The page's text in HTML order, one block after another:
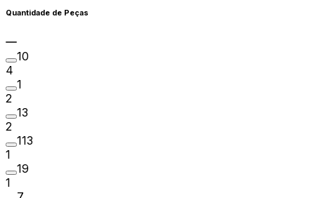
Quantidade de Peças
10
4
1
2
13
2
113
1
19
1